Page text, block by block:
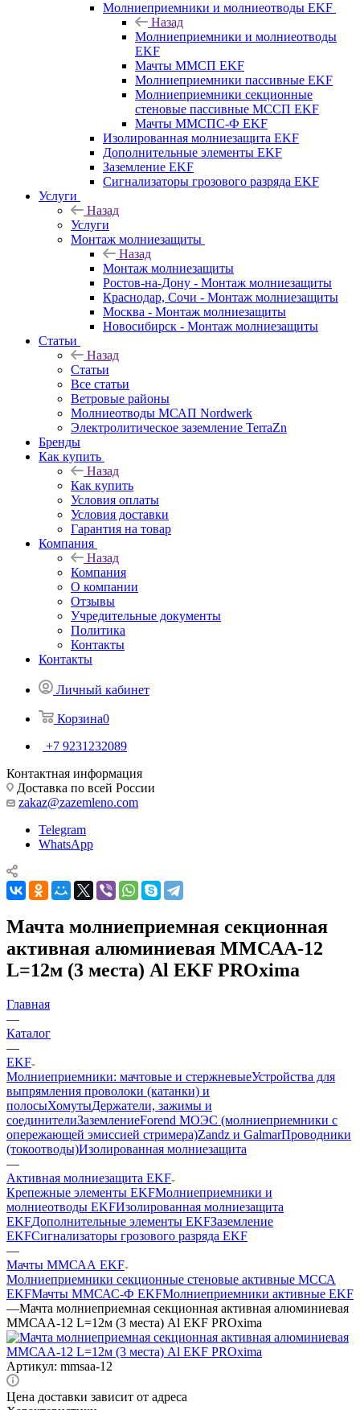
Молниеприемники и молниеотводы EKF
Назад
Молниеприемники и молниеотводы
EKF
Мачты ММСП EKF
Молниеприемники пассивные EKF
Молниеприемники секционные
стеновые пассивные МССП EKF
Мачты ММСПС-Ф EKF
Изолированная молниезащита EKF
Дополнительные элементы EKF
Заземление EKF
Сигнализаторы грозового разряда EKF
Услуги
Назад
Услуги
Монтаж молниезащиты
Назад
Монтаж молниезащиты
Ростов-на-Дону - Монтаж молниезащиты
Краснодар, Сочи - Монтаж молниезащиты
Москва - Монтаж молниезащиты
Новосибирск - Монтаж молниезащиты
Статьи
Назад
Статьи
Все статьи
Ветровые районы
Молниеотводы МСАП Nordwerk
Электролитическое заземление TerraZn
Бренды
Как купить
Назад
Как купить
Условия оплаты
Условия доставки
Гарантия на товар
Компания
Назад
Компания
О компании
Отзывы
Учредительные документы
Политика
Контакты
Контакты
Личный кабинет
Корзина0
+7 9231232089
Контактная информация
Доставка по всей России
zakaz@zazemleno.com
Telegram
WhatsApp
Мачта молниеприемная секционная
активная алюминиевая ММСАА-12
L=12м (3 места) Al EKF PROxima
Главная
—
Каталог
—
EKF
Молниеприемники: мачтовые и стержневыеУстройства для
выпрямления проволоки (катанки) и
полосыХомутыДержатели, зажимы и
соединителиЗаземлениеForend МОЭС (молниеприемники с
опережающей эмиссией стримера)Zandz и GalmarПроводники
(токоотводы)Изолированная молниезащита
—
Активная молниезащита EKF
Крепежные элементы EKFМолниеприемники и
молниеотводы EKFИзолированная молниезащита
EKFДополнительные элементы EKFЗаземление
EKFСигнализаторы грозового разряда EKF
—
Мачты ММСАА EKF
Молниеприемники секционные стеновые активные МССА
EKFМачты ММСАС-Ф EKFМолниеприемники активные EKF
—Мачта молниеприемная секционная активная алюминиевая
ММСАА-12 L=12м (3 места) Al EKF PROxima
Артикул: mmsaa-12
Цена доставки зависит от адреса